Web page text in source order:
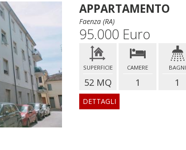
APPARTAMENTO
Faenza (RA)
95.000 Euro
SUPERFICIE
52 MQ
CAMERE
1
BAGNI
1
DETTAGLI